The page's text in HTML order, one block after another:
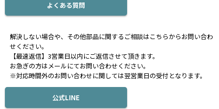
よくある質問
解決しない場合や、その他部品に関するご相談はこちらからお問い合わ
せください。
【最速返信】3営業日以内にご返信させて頂きます。
お急ぎの方はメールにてお問い合わせください。
※対応時間外のお問い合わせに関しては翌営業日の受付となります。
公式LINE